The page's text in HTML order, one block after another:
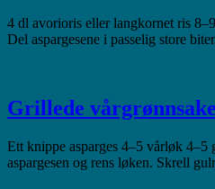
4 dl avorioris eller langkornet ris
Del aspargesene i passelig store
Grillede
Ett knippe asparges 4–5 vårløk 4–5
aspargesen og rens løken. Skrell